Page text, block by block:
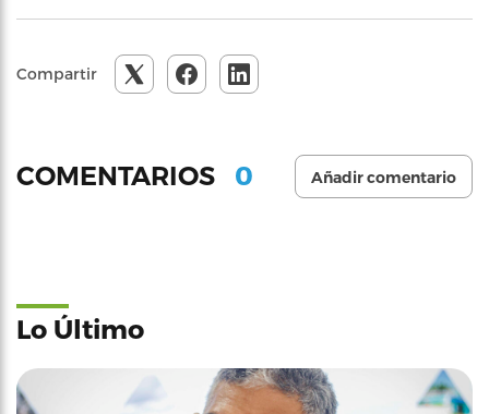
Compartir
COMENTARIOS 0 Añadir comentario
Lo Último